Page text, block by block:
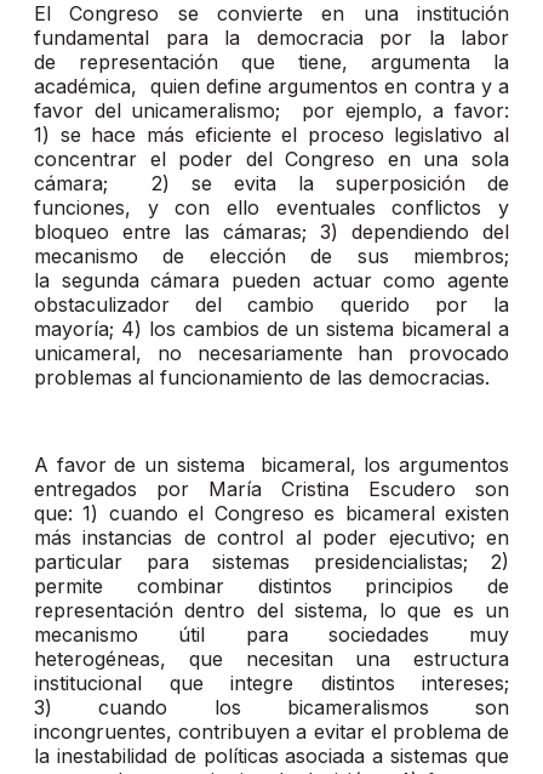
El Congreso se convierte en una institución
fundamental para la democracia por la labor
de representación que tiene, argumenta la
académica, quien define argumentos en contra y a
favor del unicameralismo; por ejemplo, a favor:
1) se hace más eficiente el proceso legislativo al
concentrar el poder del Congreso en una sola
cámara; 2) se evita la superposición de
funciones, y con ello eventuales conflictos y
bloqueo entre las cámaras; 3) dependiendo del
mecanismo de elección de sus miembros;
la segunda cámara pueden actuar como agente
obstaculizador del cambio querido por la
mayoría; 4) los cambios de un sistema bicameral a
unicameral, no necesariamente han provocado
problemas al funcionamiento de las democracias.
A favor de un sistema bicameral, los argumentos
entregados por María Cristina Escudero son
que: 1) cuando el Congreso es bicameral existen
más instancias de control al poder ejecutivo; en
particular para sistemas presidencialistas; 2)
permite combinar distintos principios de
representación dentro del sistema, lo que es un
mecanismo útil para sociedades muy
heterogéneas, que necesitan una estructura
institucional que integre distintos intereses;
3) cuando los bicameralismos son
incongruentes, contribuyen a evitar el problema de
la inestabilidad de políticas asociada a sistemas que